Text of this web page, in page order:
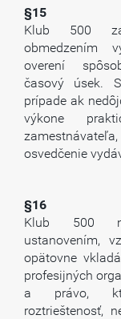
§15
Klub 500
obmedzením
overení
časový úsek.
prípade ak
výkone
osvedčenie
§16
Klub 500
ustanovením,
opätovne
profesijných
a právo,
roztrieštenosť,